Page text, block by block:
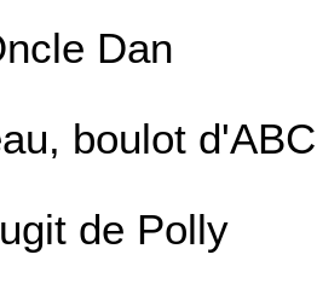
Dan
boulot d'ABC
de Polly